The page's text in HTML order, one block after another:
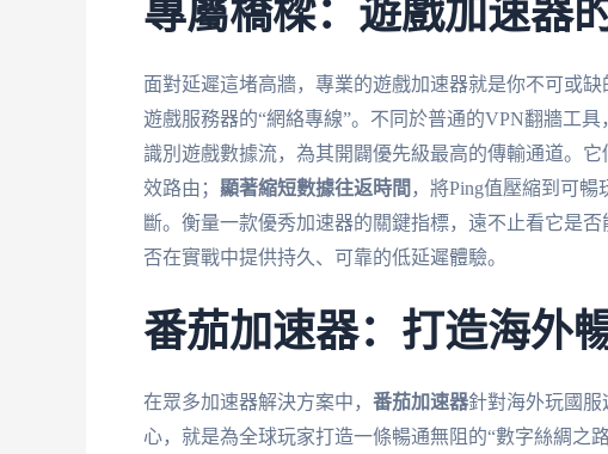
專屬橋樑：遊戲加速器
面對延遲這堵高牆，專業的遊戲加速器就是你不可或
遊戲服務器的“網絡專線”。不同於普通的VPN翻牆工
識別遊戲數據流，為其開闢優先級最高的傳輸通道。它
效路由； 顯著縮短數據往返時間 ，將Ping值壓縮到可暢
斷。衡量一款優秀加速器的關鍵指標，遠不止看它是
否在實戰中提供持久、可靠的低延遲體驗。
番茄加速器：打造海外
在眾多加速器解決方案中， 番茄加速器針對海外玩國
心，就是為全球玩家打造一條暢通無阻的“數字絲綢之路